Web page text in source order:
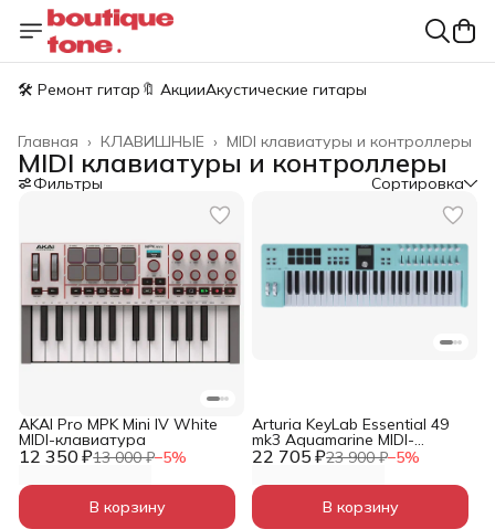
🛠️ Ремонт гитар 🔖 АкцииАкустические гитары
MIDI клавиатуры и контроллеры
КЛАВИШНЫЕ ›
Главная ›
MIDI клавиатуры и контроллеры
Фильтры Сортировка
12 350 ₽13 000 ₽−5%
AKAI Pro MPK Mini IV White
MIDI-клавиатура
В корзину
22 705 ₽23 900 ₽−5%
Arturia KeyLab Essential 49
mk3 Aquamarine MIDI-
клавиатура / контроллер
В корзину